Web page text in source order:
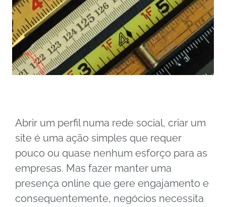
Abrir um perfil numa rede social, criar um
site é uma ação simples que requer
pouco ou quase nenhum esforço para as
empresas. Mas fazer manter uma
presença online que gere engajamento e
consequentemente, negócios necessita